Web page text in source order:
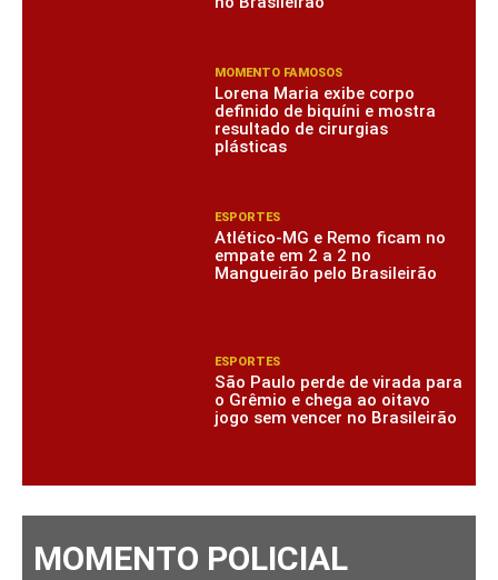
MOMENTO FAMOSOS
Lorena Maria exibe corpo
definido de biquíni e mostra
resultado de cirurgias
plásticas
ESPORTES
Atlético-MG e Remo ficam no
empate em 2 a 2 no
Mangueirão pelo Brasileirão
ESPORTES
São Paulo perde de virada para
o Grêmio e chega ao oitavo
jogo sem vencer no Brasileirão
MOMENTO POLICIAL